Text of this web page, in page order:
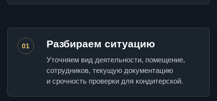
01 Разбираем ситуацию
Уточняем вид деятельности, помещение,
сотрудников, текущую документацию
и срочность проверки для кондитерской.